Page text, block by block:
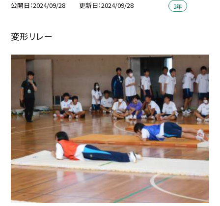
公開日 2024/09/28 更新日 2024/09/28 2年
変形リレー